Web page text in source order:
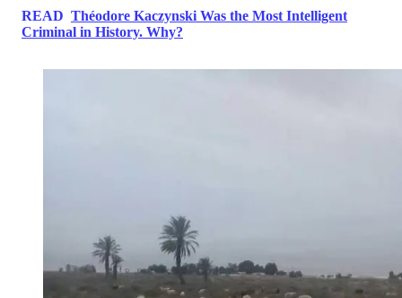
READ Théodore Kaczynski Was the Most Intelligent
Criminal in History. Why?